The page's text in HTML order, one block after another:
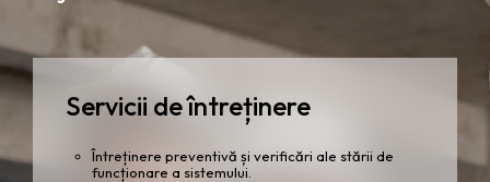
Servicii de întreținere
Întreținere preventivă și verificări ale stării de
funcționare a sistemului.